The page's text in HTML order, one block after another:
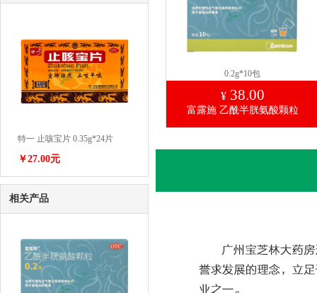
特一 止咳宝片 0.35g*24片
￥27.00元
相关产品
0.2g*10包
¥ 38.00
富露施 乙酰半胱氨酸颗粒